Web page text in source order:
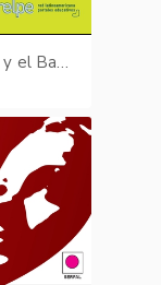
Kairos - La España del siglo XVI y el Barroco